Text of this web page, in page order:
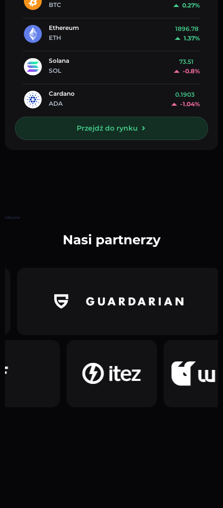
BTC
0.27%
Ethereum
ETH
1896.78
1.37%
Solana
SOL
73.51
-0.8%
Cardano
ADA
0.1903
-1.04%
Przejdź do rynku
Główna
Nasi partnerzy